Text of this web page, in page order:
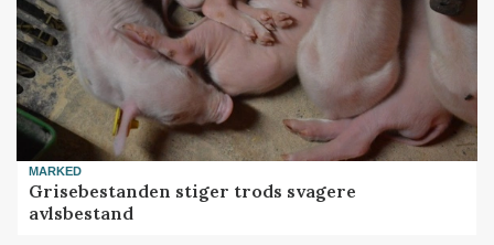
MARKED
Grisebestanden stiger trods svagere
avlsbestand